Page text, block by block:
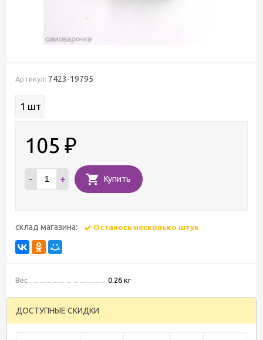
Артикул: 7423-19795
1 шт
105 ₽
- + Купить
склад магазина: Осталось несколько штук
Вес 0.26 кг
ДОСТУПНЫЕ СКИДКИ